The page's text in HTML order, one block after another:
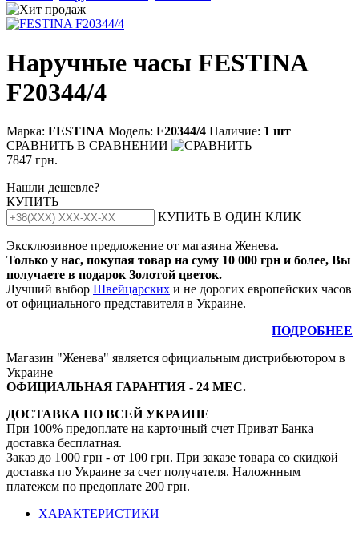
Наручные часы FESTINA
F20344/4
Марка: FESTINA Модель: F20344/4 Наличие: 1 шт
СРАВНИТЬ В СРАВНЕНИИ
7847 грн.
Нашли дешевле?
КУПИТЬ
КУПИТЬ В ОДИН КЛИК
Эксклюзивное предложение от магазина Женева.
Только у нас, покупая товар на суму 10 000 грн и более, Вы
получаете в подарок Золотой цветок.
Лучший выбор Швейцарских и не дорогих европейских часов
от официального представителя в Украине.
ПОДРОБНЕЕ
Магазин "Женева" является официальным дистрибьютором в
Украине
ОФИЦИАЛЬНАЯ ГАРАНТИЯ - 24 МЕС.
ДОСТАВКА ПО ВСЕЙ УКРАИНЕ
При 100% предоплате на карточный счет Приват Банка
доставка бесплатная.
Заказ до 1000 грн - от 100 грн. При заказе товара со скидкой
доставка по Украине за счет получателя. Наложнным
платежем по предоплате 200 грн.
ХАРАКТЕРИСТИКИ